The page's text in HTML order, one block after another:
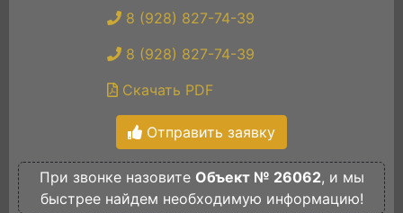
8 (928) 827-74-39
8 (928) 827-74-39
Скачать PDF
Отправить заявку
При звонке назовите Объект № 26062, и мы
быстрее найдем необходимую информацию!